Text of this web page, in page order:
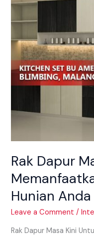
Rak Dapur
Hunian Anda
Leave a Comment /
Rak Dapur Masa Kini
Memanfaatkan
Hunian
Anda